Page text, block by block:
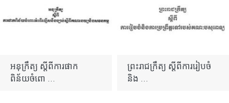
អនុក្រឹត្យ ស្តីពីការផាក
ពិន័យចំពោ ...
ព្រះរាជក្រឹត្យ ស្តីពីការរៀបចំ
និង ...